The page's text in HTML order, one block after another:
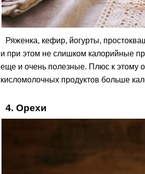
Ряженка, кефир, йогурты,
и при этом не слишком калорийные
еще и очень полезные. Плюс к этому
кисломолочных продуктов больше
4. Орехи